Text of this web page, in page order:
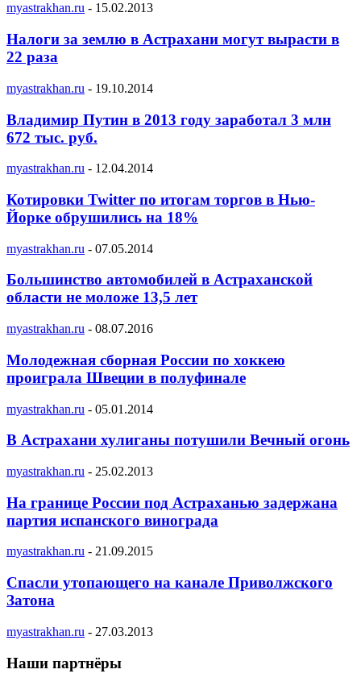
myastrakhan.ru - 15.02.2013
Налоги за землю в Астрахани могут вырасти в
22 раза
myastrakhan.ru - 19.10.2014
Владимир Путин в 2013 году заработал 3 млн
672 тыс. руб.
myastrakhan.ru - 12.04.2014
Котировки Twitter по итогам торгов в Нью-
Йорке обрушились на 18%
myastrakhan.ru - 07.05.2014
Большинство автомобилей в Астраханской
области не моложе 13,5 лет
myastrakhan.ru - 08.07.2016
Молодежная сборная России по хоккею
проиграла Швеции в полуфинале
myastrakhan.ru - 05.01.2014
В Астрахани хулиганы потушили Вечный огонь
myastrakhan.ru - 25.02.2013
На границе России под Астраханью задержана
партия испанского винограда
myastrakhan.ru - 21.09.2015
Спасли утопающего на канале Приволжского
Затона
myastrakhan.ru - 27.03.2013
Наши партнёры